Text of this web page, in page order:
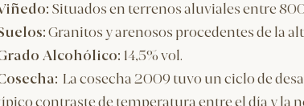
Situados en terrenos aluviales entre
Granitos y arenosos procedentes de la
Alcohólico: 14,5% vol.
La cosecha 2009 tuvo un ciclo de
contraste de temperatura entre el día y la